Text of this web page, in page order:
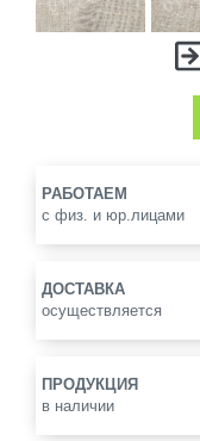
РАБОТАЕМ
с физ. и юр.лицами
ДОСТАВКА
осуществляется
ПРОДУКЦИЯ
в наличии